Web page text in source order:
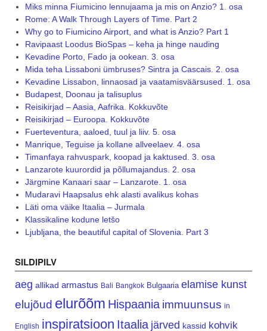
Miks minna Fiumicino lennujaama ja mis on Anzio? 1. osa
Rome: A Walk Through Layers of Time. Part 2
Why go to Fiumicino Airport, and what is Anzio? Part 1
Ravipaast Loodus BioSpas – keha ja hinge nauding
Kevadine Porto, Fado ja ookean. 3. osa
Mida teha Lissaboni ümbruses? Sintra ja Cascais. 2. osa
Kevadine Lissabon, linnaosad ja vaatamisväärsused. 1. osa
Budapest, Doonau ja talisuplus
Reisikirjad – Aasia, Aafrika. Kokkuvõte
Reisikirjad – Euroopa. Kokkuvõte
Fuerteventura, aaloed, tuul ja liiv. 5. osa
Manrique, Teguise ja kollane allveelaev. 4. osa
Timanfaya rahvuspark, koopad ja kaktused. 3. osa
Lanzarote kuurordid ja põllumajandus. 2. osa
Järgmine Kanaari saar – Lanzarote. 1. osa
Mudaravi Haapsalus ehk alasti avalikus kohas
Läti oma väike Itaalia – Jurmala
Klassikaline kodune letšo
Ljubljana, the beautiful capital of Slovenia. Part 3
SILDIPILV
aeg allikad armastus Bali Bangkok Bulgaaria elamise kunst
elujõud elurõõm Hispaania immuunsus in
English inspiratsioon Itaalia järved kassid kohvik